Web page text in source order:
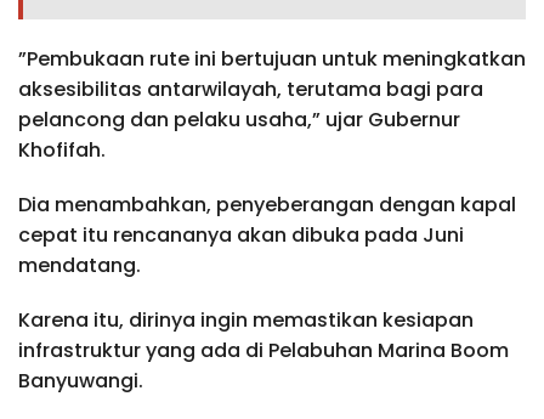
”Pembukaan rute ini bertujuan untuk meningkatkan
aksesibilitas antarwilayah, terutama bagi para
pelancong dan pelaku usaha,” ujar Gubernur
Khofifah.
Dia menambahkan, penyeberangan dengan kapal
cepat itu rencananya akan dibuka pada Juni
mendatang.
Karena itu, dirinya ingin memastikan kesiapan
infrastruktur yang ada di Pelabuhan Marina Boom
Banyuwangi.